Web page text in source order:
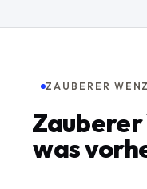
ZAUBERER
was